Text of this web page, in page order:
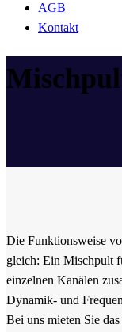
AGB
Kontakt
Die Funktionsweise
gleich: Ein Mischpult
einzelnen Kanälen
Dynamik- und
Bei uns mieten Sie